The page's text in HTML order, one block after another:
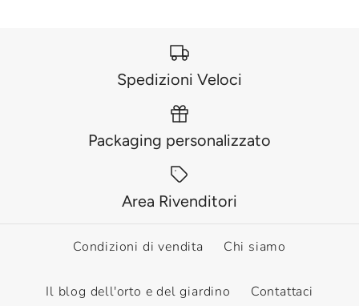
Spedizioni Veloci
Packaging personalizzato
Area Rivenditori
Condizioni di vendita Chi siamo
Il blog dell'orto e del giardino Contattaci